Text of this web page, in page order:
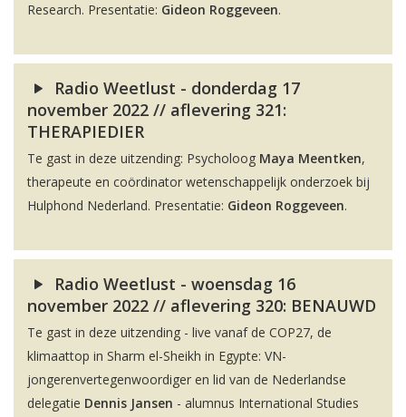
Research. Presentatie: Gideon Roggeveen.
Radio Weetlust - donderdag 17
november 2022 // aflevering 321:
THERAPIEDIER
Te gast in deze uitzending: Psycholoog Maya Meentken,
therapeute en coördinator wetenschappelijk onderzoek bij
Hulphond Nederland. Presentatie: Gideon Roggeveen.
Radio Weetlust - woensdag 16
november 2022 // aflevering 320: BENAUWD
Te gast in deze uitzending - live vanaf de COP27, de
klimaattop in Sharm el-Sheikh in Egypte: VN-
jongerenvertegenwoordiger en lid van de Nederlandse
delegatie Dennis Jansen - alumnus International Studies